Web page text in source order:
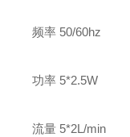
频率 50/60hz
功率 5*2.5W
流量 5*2L/min